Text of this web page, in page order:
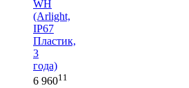
WH
(Arlight,
IP67
Пластик,
3
года)
6 96011